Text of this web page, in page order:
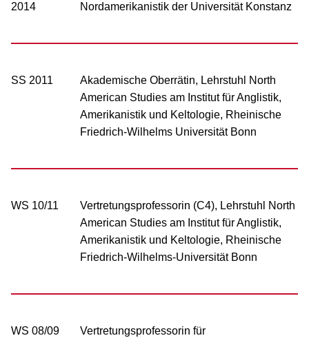
2014
Nordamerikanistik der Universität Konstanz
SS 2011
Akademische Oberrätin, Lehrstuhl North
American Studies am Institut für Anglistik,
Amerikanistik und Keltologie, Rheinische
Friedrich-Wilhelms Universität Bonn
WS 10/11
Vertretungsprofessorin (C4), Lehrstuhl North
American Studies am Institut für Anglistik,
Amerikanistik und Keltologie, Rheinische
Friedrich-Wilhelms-Universität Bonn
WS 08/09
Vertretungsprofessorin für